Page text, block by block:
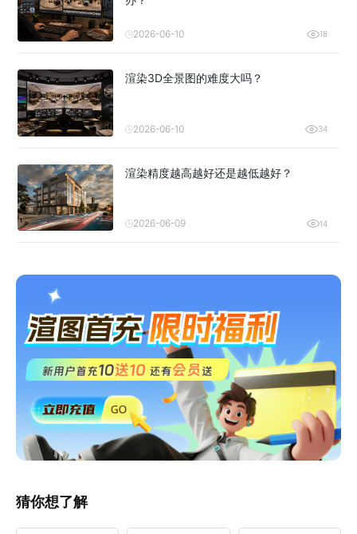
2026-06-10 18
渲染3D全景图的难度大吗？
2026-06-10 34
渲染精度越高越好还是越低越好？
2026-06-09 14
猜你想了解